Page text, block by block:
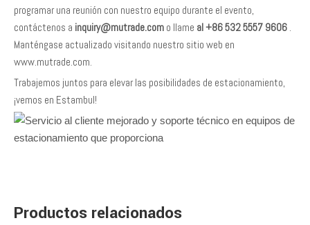
programar una reunión con nuestro equipo durante el evento,
contáctenos a inquiry@mutrade.com o llame al +86 532 5557 9606 .
Manténgase actualizado visitando nuestro sitio web en
www.mutrade.com.
Trabajemos juntos para elevar las posibilidades de estacionamiento,
¡vemos en Estambul!
Productos relacionados